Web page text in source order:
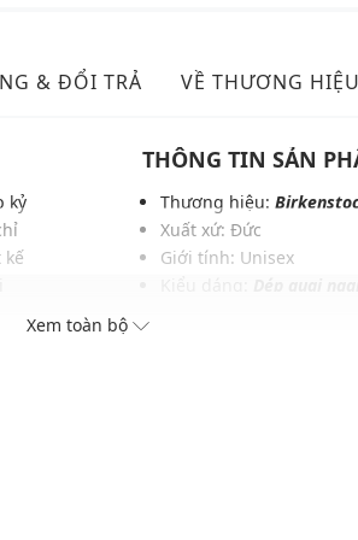
& ĐỔI TRẢ VỀ THƯƠNG HIỆU
kỷ
kế
THÔNG TIN SẢN
Thương hiệu:
Xuất xứ: Đức
Giới tính: Unisex
Xem toàn bộ